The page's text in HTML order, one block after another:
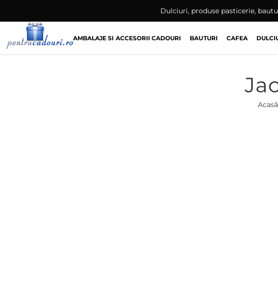
to
content
Dulciuri, produse pasticerie,
AMBALAJE SI ACCESORII CADOURI BAUTURI CAFEA
Acasă